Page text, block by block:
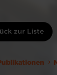
zur Liste